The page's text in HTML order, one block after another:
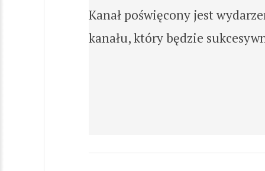
Kanał poświęcony jest
kanału, który będzie